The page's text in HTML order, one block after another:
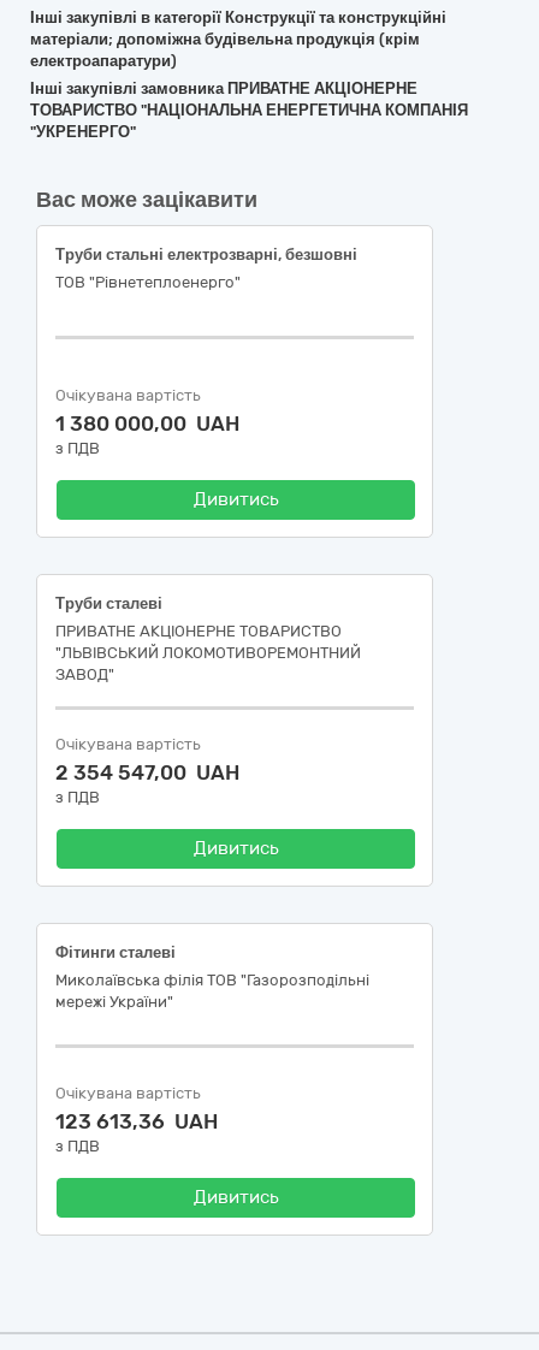
Інші закупівлі в категорії Конструкції та конструкційні
матеріали; допоміжна будівельна продукція (крім
електроапаратури)
Інші закупівлі замовника ПРИВАТНЕ АКЦІОНЕРНЕ
ТОВАРИСТВО "НАЦІОНАЛЬНА ЕНЕРГЕТИЧНА КОМПАНІЯ
"УКРЕНЕРГО"
Вас може зацікавити
Труби стальні електрозварні, безшовні
ТОВ "Рівнетеплоенерго"
Очікувана вартість
1 380 000,00 UAH
з ПДВ
Дивитись
Труби сталеві
ПРИВАТНЕ АКЦІОНЕРНЕ ТОВАРИСТВО
"ЛЬВІВСЬКИЙ ЛОКОМОТИВОРЕМОНТНИЙ
ЗАВОД"
Очікувана вартість
2 354 547,00 UAH
з ПДВ
Дивитись
Фітинги сталеві
Миколаївська філія ТОВ "Газорозподільні
мережі України"
Очікувана вартість
123 613,36 UAH
з ПДВ
Дивитись